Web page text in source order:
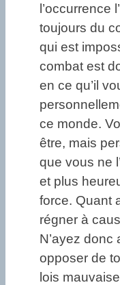
l’occurrence l’
toujours du
qui est
combat est
en ce qu’il
ce monde.
être, mais
que vous ne
et plus
force. Quant
régner à
N’ayez donc
opposer de
lois